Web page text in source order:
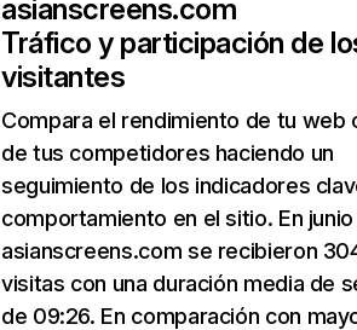
asianscreens.com
Tráfico y participación de
visitantes
Compara el rendimiento de tu web
de tus competidores haciendo un
seguimiento de los indicadores
comportamiento en el sitio. En junio
asianscreens.com se recibieron
visitas con una duración media de
de 09:26. En comparación con